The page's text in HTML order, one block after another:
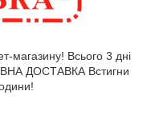
магазину! Всього 3 дні
ДОСТАВКА Встигни